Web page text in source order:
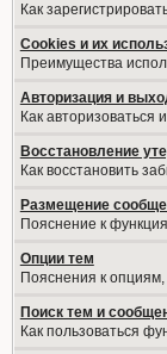
Как
Cookies и их
Преимущества
Авторизация и
Как авторизоваться
Восстановление
Как восстановить
Размещение
Пояснение к
Опции тем
Пояснения к
Поиск тем и
Как пользоваться